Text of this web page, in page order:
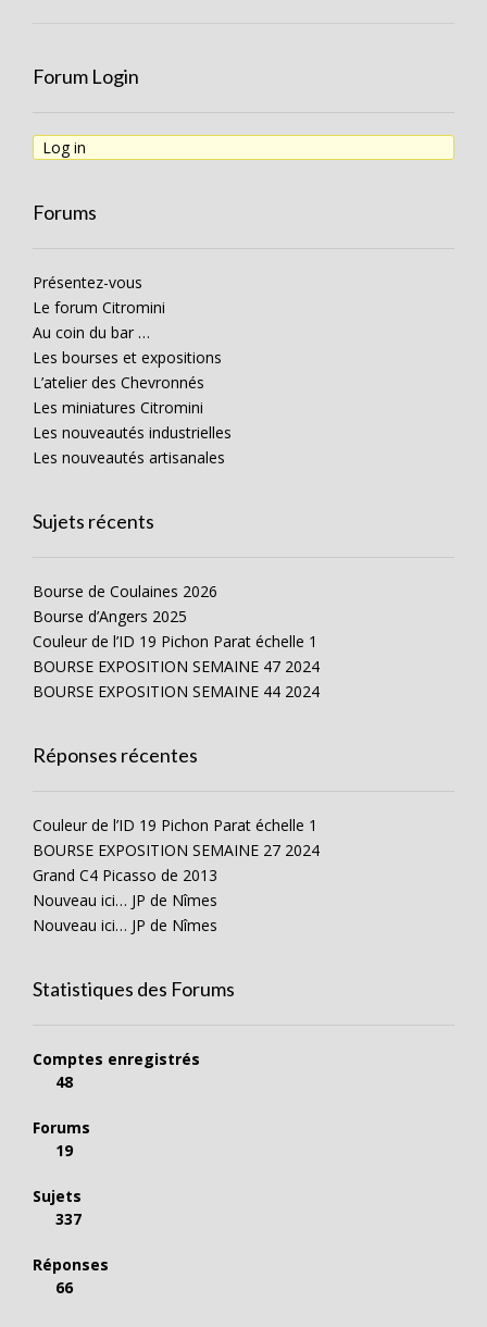
Forum Login
Log in
Forums
Présentez-vous
Le forum Citromini
Au coin du bar …
Les bourses et expositions
L’atelier des Chevronnés
Les miniatures Citromini
Les nouveautés industrielles
Les nouveautés artisanales
Sujets récents
Bourse de Coulaines 2026
Bourse d’Angers 2025
Couleur de l’ID 19 Pichon Parat échelle 1
BOURSE EXPOSITION SEMAINE 47 2024
BOURSE EXPOSITION SEMAINE 44 2024
Réponses récentes
Couleur de l’ID 19 Pichon Parat échelle 1
BOURSE EXPOSITION SEMAINE 27 2024
Grand C4 Picasso de 2013
Nouveau ici… JP de Nîmes
Nouveau ici… JP de Nîmes
Statistiques des Forums
Comptes enregistrés
48
Forums
19
Sujets
337
Réponses
66